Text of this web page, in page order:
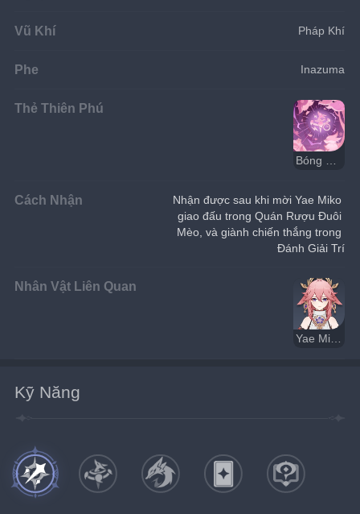
Vũ Khí Pháp Khí
Phe Inazuma
Thẻ Thiên Phú
Cách Nhận
Nhận được sau khi mời Yae Miko
giao đấu trong Quán Rượu Đuôi
Mèo, và giành chiến thắng trong
Đánh Giải Trí
Nhân Vật Liên Quan
Kỹ Năng